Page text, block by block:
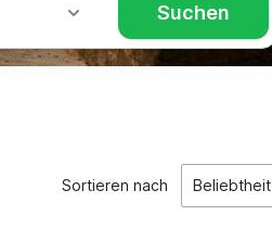
Suchen
Sortieren nach Beliebtheit